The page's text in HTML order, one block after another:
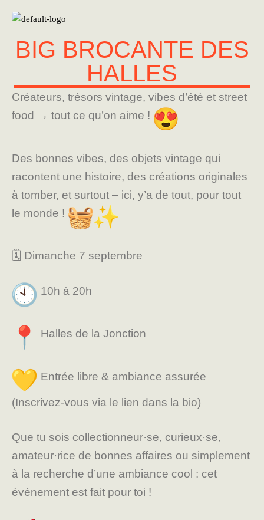
BIG BROCANTE DES
HALLES
Créateurs, trésors vintage, vibes d’été et street
food → tout ce qu’on aime !
Des bonnes vibes, des objets vintage qui
racontent une histoire, des créations originales
à tomber, et surtout – ici, y’a de tout, pour tout
le monde !
🗓 Dimanche 7 septembre
10h à 20h
Halles de la Jonction
Entrée libre & ambiance assurée
(Inscrivez-vous via le lien dans la bio)
Que tu sois collectionneur·se, curieux·se,
amateur·rice de bonnes affaires ou simplement
à la recherche d’une ambiance cool : cet
événement est fait pour toi !